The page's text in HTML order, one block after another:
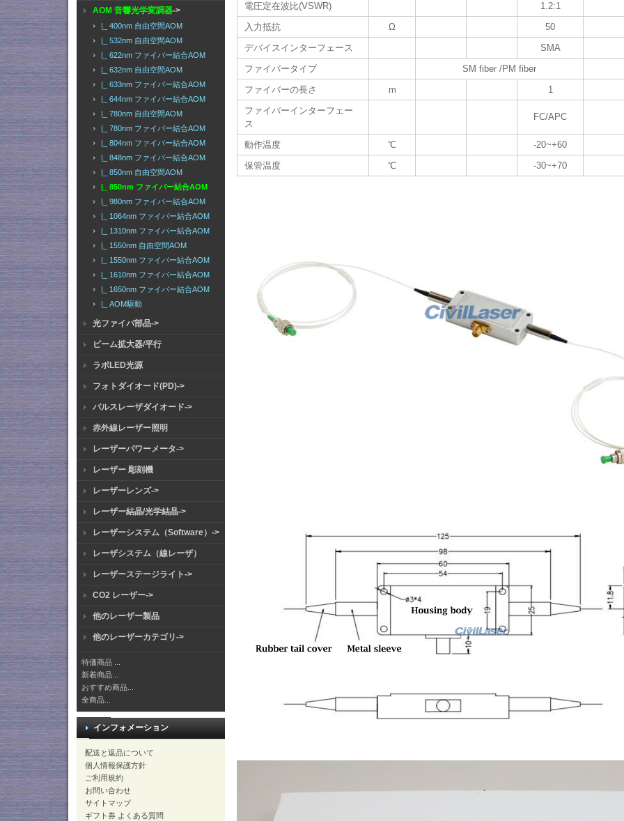
AOM 音響光学変調器->
|_ 400nm 自由空間AOM
|_ 532nm 自由空間AOM
|_ 622nm ファイバー結合AOM
|_ 632nm 自由空間AOM
|_ 633nm ファイバー結合AOM
|_ 644nm ファイバー結合AOM
|_ 780nm 自由空間AOM
|_ 780nm ファイバー結合AOM
|_ 804nm ファイバー結合AOM
|_ 848nm ファイバー結合AOM
|_ 850nm 自由空間AOM
|_ 850nm ファイバー結合AOM
|_ 980nm ファイバー結合AOM
|_ 1064nm ファイバー結合AOM
|_ 1310nm ファイバー結合AOM
|_ 1550nm 自由空間AOM
|_ 1550nm ファイバー結合AOM
|_ 1610nm ファイバー結合AOM
|_ 1650nm ファイバー結合AOM
|_ AOM駆動
光ファイバ部品->
ビーム拡大器/平行
ラボLED光源
フォトダイオード(PD)->
パルスレーザダイオード->
赤外線レーザー照明
レーザーパワーメータ->
レーザー 彫刻機
レーザーレンズ->
レーザー結晶/光学結晶->
レーザーシステム（Software）->
レーザシステム（線レーザ）
レーザーステージライト->
CO2 レーザー->
他のレーザー製品
他のレーザーカテゴリ->
特価商品 ...
新着商品...
おすすめ商品...
全商品...
インフォメーション
配送と返品について
個人情報保護方針
ご利用規約
お問い合わせ
サイトマップ
ギフト券 よくある質問
電圧定在波比(VSWR)
1.2:1
入力抵抗
Ω
50
デバイスインターフェース
SMA
ファイバータイプ
SM fiber /PM fiber
ファイバーの長さ
m
1
ファイバーインターフェー
ス
FC/APC
動作温度 ℃
-20~+60
保管温度
℃ -30~+70